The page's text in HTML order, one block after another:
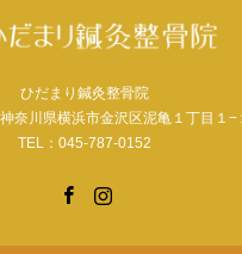
ひだまり鍼灸整骨院
奈川県横浜市金沢区泥亀１丁目１−
TEL：045-787-0152